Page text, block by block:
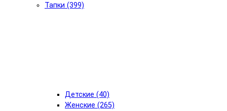
Тапки (399)
Детские (40)
Женские (265)